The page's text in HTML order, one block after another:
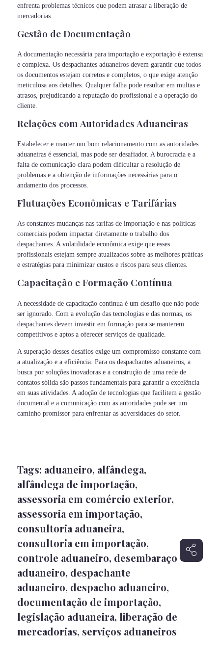
enfrenta problemas técnicos que podem atrasar a liberação de
mercadorias.
Gestão de Documentação
A documentação necessária para importação e exportação é extensa
e complexa. Os despachantes aduaneiros devem garantir que todos
os documentos estejam corretos e completos, o que exige atenção
meticulosa aos detalhes. Qualquer falha pode resultar em multas e
atrasos, prejudicando a reputação do profissional e a operação do
cliente.
Relações com Autoridades Aduaneiras
Estabelecer e manter um bom relacionamento com as autoridades
aduaneiras é essencial, mas pode ser desafiador. A burocracia e a
falta de comunicação clara podem dificultar a resolução de
problemas e a obtenção de informações necessárias para o
andamento dos processos.
Flutuações Econômicas e Tarifárias
As constantes mudanças nas tarifas de importação e nas políticas
comerciais podem impactar diretamente o trabalho dos
despachantes. A volatilidade econômica exige que esses
profissionais estejam sempre atualizados sobre as melhores práticas
e estratégias para minimizar custos e riscos para seus clientes.
Capacitação e Formação Contínua
A necessidade de capacitação contínua é um desafio que não pode
ser ignorado. Com a evolução das tecnologias e das normas, os
despachantes devem investir em formação para se manterem
competitivos e aptos a oferecer serviços de qualidade.
A superação desses desafios exige um compromisso constante com
a atualização e a eficiência. Para os despachantes aduaneiros, a
busca por soluções inovadoras e a construção de uma rede de
contatos sólida são passos fundamentais para garantir a excelência
em suas atividades. A adoção de tecnologias que facilitem a gestão
documental e a comunicação com as autoridades pode ser um
caminho promissor para enfrentar as adversidades do setor.
Tags: aduaneiro, alfândega,
alfândega de importação,
assessoria em comércio exterior,
assessoria em importação,
consultoria aduaneira,
consultoria em importação,
controle aduaneiro, desembaraço
aduaneiro, despachante
aduaneiro, despacho aduaneiro,
documentação de importação,
legislação aduaneira, liberação de
mercadorias, serviços aduaneiros